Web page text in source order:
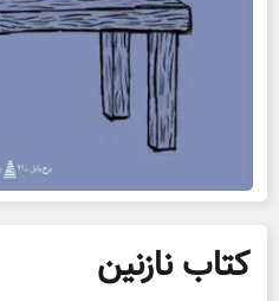
کتاب نازنین